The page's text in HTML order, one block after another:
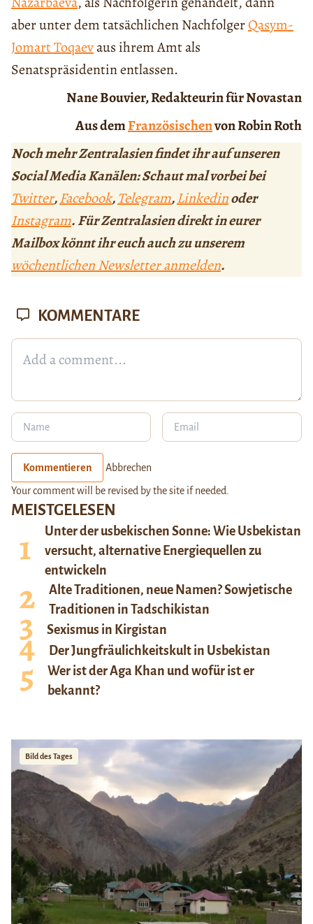
aber unter dem tatsächlichen NachfolgerQasym-
Jomart Toqaevaus ihrem Amt als
Senatspräsidentin entlassen.
Nane Bouvier, Redakteurin für Novastan
Aus demFranzösischenvon Robin Roth
Noch mehr Zentralasien findet ihr auf unseren
Social Media Kanälen: Schaut mal vorbei bei
Twitter,Facebook,Telegram,Linkedinoder
Instagram. Für Zentralasien direkt in eurer
Mailbox könnt ihr euch auch zu unserem
wöchentlichen Newsletter anmelden.
MEISTGELESEN
Unter der usbekischen Sonne: Wie Usbekistan
versucht, alternative Energiequellen zu
entwickeln
Alte Traditionen, neue Namen? Sowjetische
Traditionen in Tadschikistan
Sexismus in Kirgistan
Der Jungfräulichkeitskult in Usbekistan
Wer ist der Aga Khan und wofür ist er
bekannt?
Bild des Tages
KOMMENTARE
Kommentieren Abbrechen
Your comment will be revised by the site if needed.